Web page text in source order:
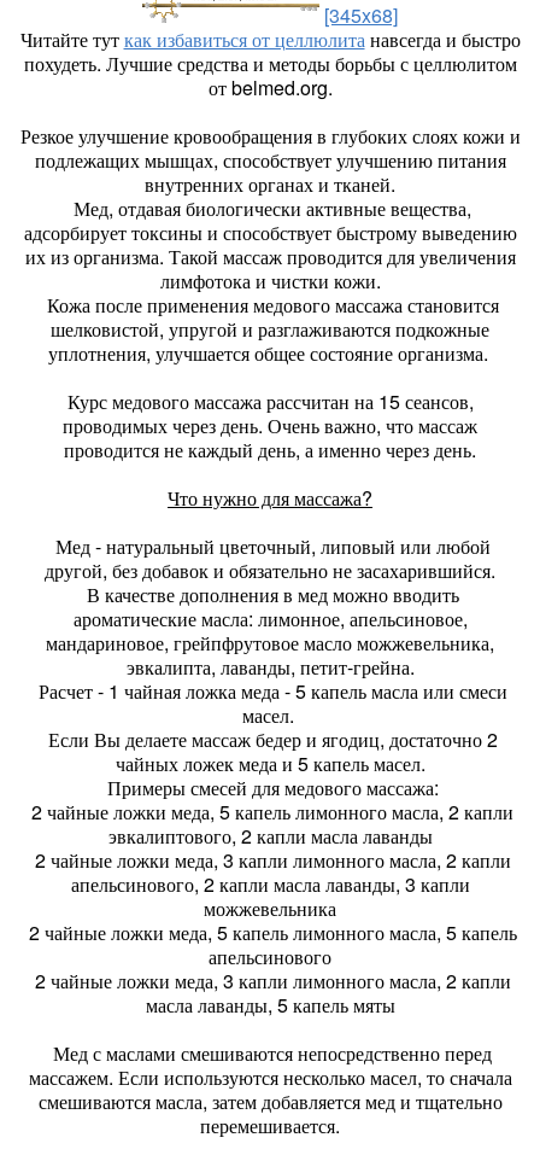
[345x68]
Читайте туткак избавиться от целлюлитанавсегда и быстро
похудеть. Лучшие средства и методы борьбы с целлюлитом
от belmed.org.
Резкое улучшение кровообращения в глубоких слоях кожи и
подлежащих мышцах, способствует улучшению питания
внутренних органах и тканей.
Мед, отдавая биологически активные вещества,
адсорбирует токсины и способствует быстрому выведению
их из организма. Такой массаж проводится для увеличения
лимфотока и чистки кожи.
Кожа после применения медового массажа становится
шелковистой, упругой и разглаживаются подкожные
уплотнения, улучшается общее состояние организма.
Курс медового массажа рассчитан на 15 сеансов,
проводимых через день. Очень важно, что массаж
проводится не каждый день, а именно через день.
Что нужно для массажа?
Мед - натуральный цветочный, липовый или любой
другой, без добавок и обязательно не засахарившийся.
В качестве дополнения в мед можно вводить
ароматические масла: лимонное, апельсиновое,
мандариновое, грейпфрутовое масло можжевельника,
эвкалипта, лаванды, петит-грейна.
Расчет - 1 чайная ложка меда - 5 капель масла или смеси
масел.
Если Вы делаете массаж бедер и ягодиц, достаточно 2
чайных ложек меда и 5 капель масел.
Примеры смесей для медового массажа:
2 чайные ложки меда, 5 капель лимонного масла, 2 капли
эвкалиптового, 2 капли масла лаванды
2 чайные ложки меда, 3 капли лимонного масла, 2 капли
апельсинового, 2 капли масла лаванды, 3 капли
можжевельника
2 чайные ложки меда, 5 капель лимонного масла, 5 капель
апельсинового
2 чайные ложки меда, 3 капли лимонного масла, 2 капли
масла лаванды, 5 капель мяты
Мед с маслами смешиваются непосредственно перед
массажем. Если используются несколько масел, то сначала
смешиваются масла, затем добавляется мед и тщательно
перемешивается.